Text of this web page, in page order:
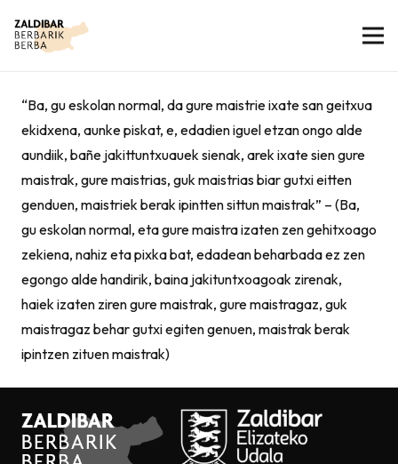
“Ba, gu eskolan normal, da gure maistrie ixate san geitxua
ekidxena, aunke piskat, e, edadien iguel etzan ongo alde
aundiik, bañe jakittuntxuauek sienak, arek ixate sien gure
maistrak, gure maistrias, guk maistrias biar gutxi eitten
genduen, maistriek berak ipintten sittun maistrak” – (Ba,
gu eskolan normal, eta gure maistra izaten zen gehitxoago
zekiena, nahiz eta pixka bat, edadean beharbada ez zen
egongo alde handirik, baina jakituntxoagoak zirenak,
haiek izaten ziren gure maistrak, gure maistragaz, guk
maistragaz behar gutxi egiten genuen, maistrak berak
ipintzen zituen maistrak)